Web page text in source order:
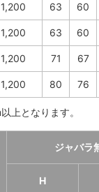
1,200 63 60
1,200 63 60
1,200 71 67
1,200 80 76
上となります。
ジャバラ
H